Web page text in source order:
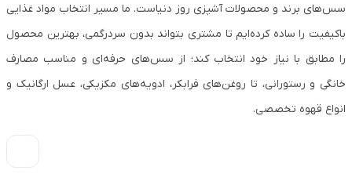
سس‌های برند و محصولات آشپزی روز دنیاست. ما مسیر انتخاب مواد غذایی
باکیفیت را ساده کرده‌ایم تا مشتری بتواند بدون سردرگمی، بهترین محصول
را مطابق با نیاز خود انتخاب کند؛ از سس‌های حرفه‌ای و مناسب مصارف
خانگی و رستورانی، تا روغن‌های فرابکر، ادویه‌های مکزیکی، عسل ارگانیک و
انواع قهوه تخصصی.